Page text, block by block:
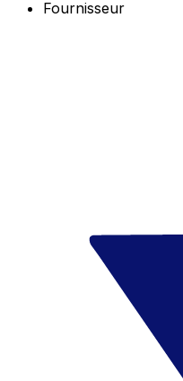
Fournisseur